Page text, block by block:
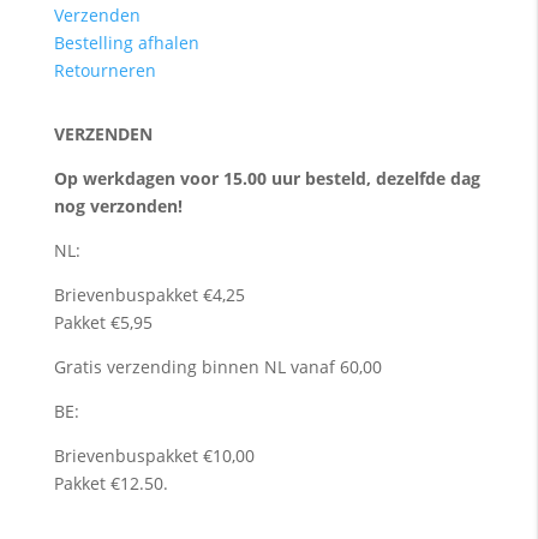
Verzenden
Bestelling afhalen
Retourneren
VERZENDEN
Op werkdagen voor 15.00 uur besteld, dezelfde dag
nog verzonden!
NL:
Brievenbuspakket €4,25
Pakket €5,95
Gratis verzending binnen NL vanaf 60,00
BE:
Brievenbuspakket €10,00
Pakket €12.50.